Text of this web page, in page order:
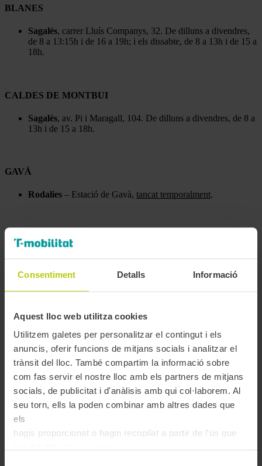
Consentiment Detalls Informació
Aquest lloc web utilitza cookies
Utilitzem galetes per personalitzar el contingut i els
anuncis, oferir funcions de mitjans socials i analitzar el
trànsit del lloc. També compartim la informació sobre
com fas servir el nostre lloc amb els partners de mitjans
socials, de publicitat i d'anàlisis amb qui col·laborem. Al
seu torn, ells la poden combinar amb altres dades que
els
hagis proporcionat o hagin recopilat a partir de l'ús que
BLANES
Sagalés, carrer Lluís Companys, 32. De dilluns a divendres,
de 8 a 13:15h i de 16 a 19h; i els dissabte, de 8 a 13h i de 15 a
18h.
CALDES DE MONTBUI
Sagalés, av. Pi i Maragall, 104. De dilluns a divendres, de 8 a
13h i de 15 a 18h.
GAVÀ
Rodalies – Estació de Gavà, tancat temporalment.
GRANOLLERS
AMTU– Carrer Josep Umbert (92-94, baixos), de dilluns a
dimecres, de 9 a 18h, dijous i divendres, de 9 a 15h. Mesos de
dilluns a divendres, de 9 a 15h. Tancat els festius nacionals i
Sagalés, av. Parc, 2. De dilluns a divendres, de 7:30 a 13:30 i
L’HOSPITALET
Rodalies– Estació de L’Hospitalet, de dilluns a divendres, 9
a 13h.